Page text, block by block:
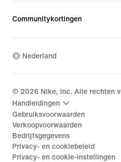
Communitykortingen
Nederland
© 2026 Nike, Inc. Alle rechten
Handleidingen
Gebruiksvoorwaarden
Verkoopvoorwaarden
Bedrijfsgegevens
Privacy- en cookiebeleid
Privacy- en cookie-instellingen